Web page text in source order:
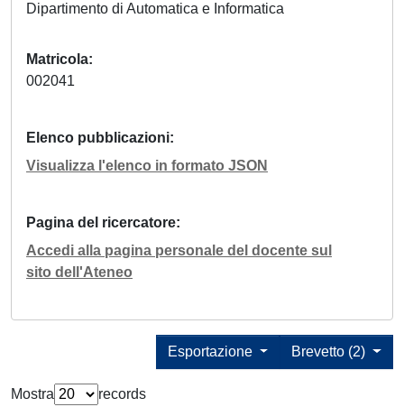
Dipartimento di Automatica e Informatica
Matricola
002041
Elenco pubblicazioni
Visualizza l'elenco in formato JSON
Pagina del ricercatore
Accedi alla pagina personale del docente sul
sito dell'Ateneo
Brevetto (2)
Esportazione
Mostra
records